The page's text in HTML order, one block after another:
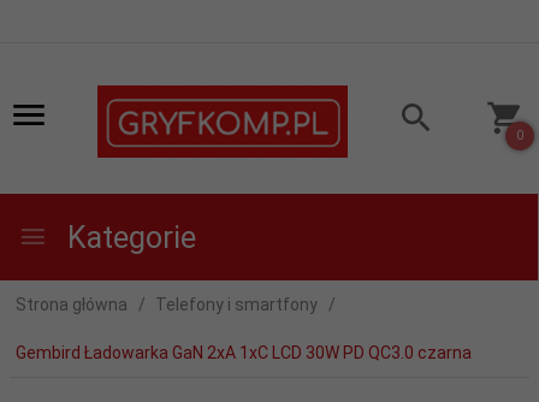
0
Kategorie
Strona główna Telefony i smartfony
Gembird Ładowarka GaN 2xA 1xC LCD 30W PD QC3.0 czarna